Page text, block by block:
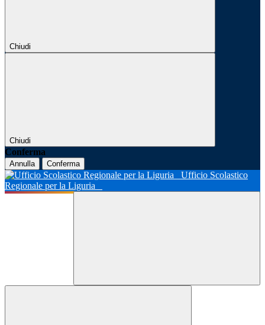
Chiudi
Chiudi
Conferma
Annulla Conferma
Ufficio Scolastico
Regionale per la Liguria